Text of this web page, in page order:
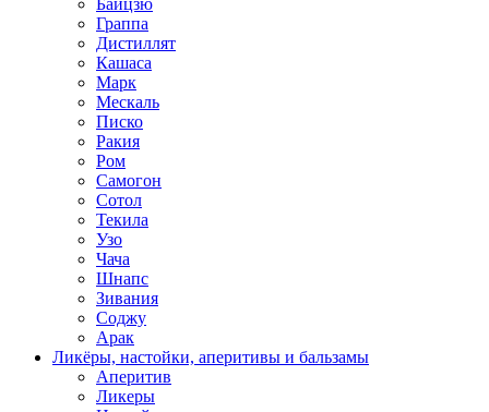
Байцзю
Граппа
Дистиллят
Кашаса
Марк
Мескаль
Писко
Ракия
Ром
Самогон
Сотол
Текила
Узо
Чача
Шнапс
Зивания
Соджу
Арак
Ликёры, настойки, аперитивы и бальзамы
Аперитив
Ликеры